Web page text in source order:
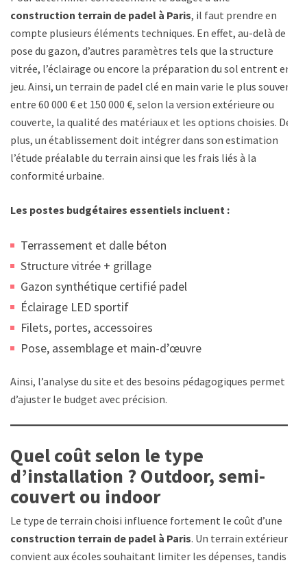
construction terrain de padel à Paris, il faut prendre en
compte plusieurs éléments techniques. En effet, au-delà de la
pose du gazon, d’autres paramètres tels que la structure
vitrée, l’éclairage ou encore la préparation du sol entrent en
jeu. Ainsi, un terrain de padel clé en main varie le plus souvent
entre 60 000 € et 150 000 €, selon la version extérieure ou
couverte, la qualité des matériaux et les options choisies. De
plus, un établissement doit intégrer dans son estimation
l’étude préalable du terrain ainsi que les frais liés à la
conformité urbaine.
Les postes budgétaires essentiels incluent :
Terrassement et dalle béton
Structure vitrée + grillage
Gazon synthétique certifié padel
Éclairage LED sportif
Filets, portes, accessoires
Pose, assemblage et main-d’œuvre
Ainsi, l’analyse du site et des besoins pédagogiques permet
d’ajuster le budget avec précision.
Quel coût selon le type
d’installation ? Outdoor, semi-
couvert ou indoor
Le type de terrain choisi influence fortement le coût d’une
construction terrain de padel à Paris. Un terrain extérieur
convient aux écoles souhaitant limiter les dépenses, tandis